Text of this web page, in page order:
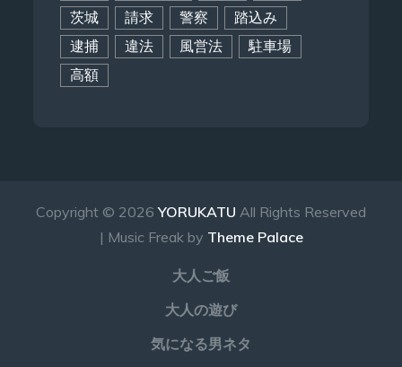
茨城
請求 警察
踏込み
逮捕
違法 風営法
駐車場
高額
Copyright © 2026YORUKATU All Rights Reserved
| Music Freak by Theme Palace
大人ご飯
大人の遊び
気になる男ネタ